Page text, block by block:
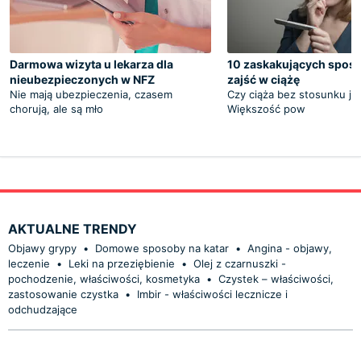
Darmowa wizyta u lekarza dla
nieubezpieczonych w NFZ
Nie mają ubezpieczenia, czasem
chorują, ale są mło
10 zaskakujących
zajść w ciążę
Czy ciąża bez stosunku
Większość pow
AKTUALNE TRENDY
Objawy grypy • Domowe sposoby na katar • Angina - objawy,
leczenie
• Leki na przeziębienie • Olej z czarnuszki -
pochodzenie, właściwości, kosmetyka • Czystek – właściwości,
zastosowanie czystka •
Imbir - właściwości lecznicze i
odchudzające